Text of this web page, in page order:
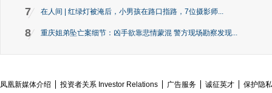
7 在人间 | 红绿灯被淹后，小男孩在路口指路，7位摄影师...
8 重庆姐弟坠亡案细节：凶手欲靠悲情蒙混 警方现场勘察发现...
凤凰新媒体介绍 投资者关系 Investor Relations 广告服务 诚征英才
保护隐